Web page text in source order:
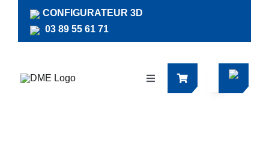
contenu
CONFIGURATEUR 3D
03 89 55 61 71
Navigation